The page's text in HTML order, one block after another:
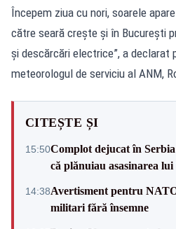
Începem ziua cu nori, soarele
către seară crește și în București
și descărcări electrice”, a declarat
meteorologul de serviciu al ANM,
CITEȘTE ȘI
15:50Complot dejucat în
că plănuiau asasinarea
14:38Avertisment pentru
militari fără însemne